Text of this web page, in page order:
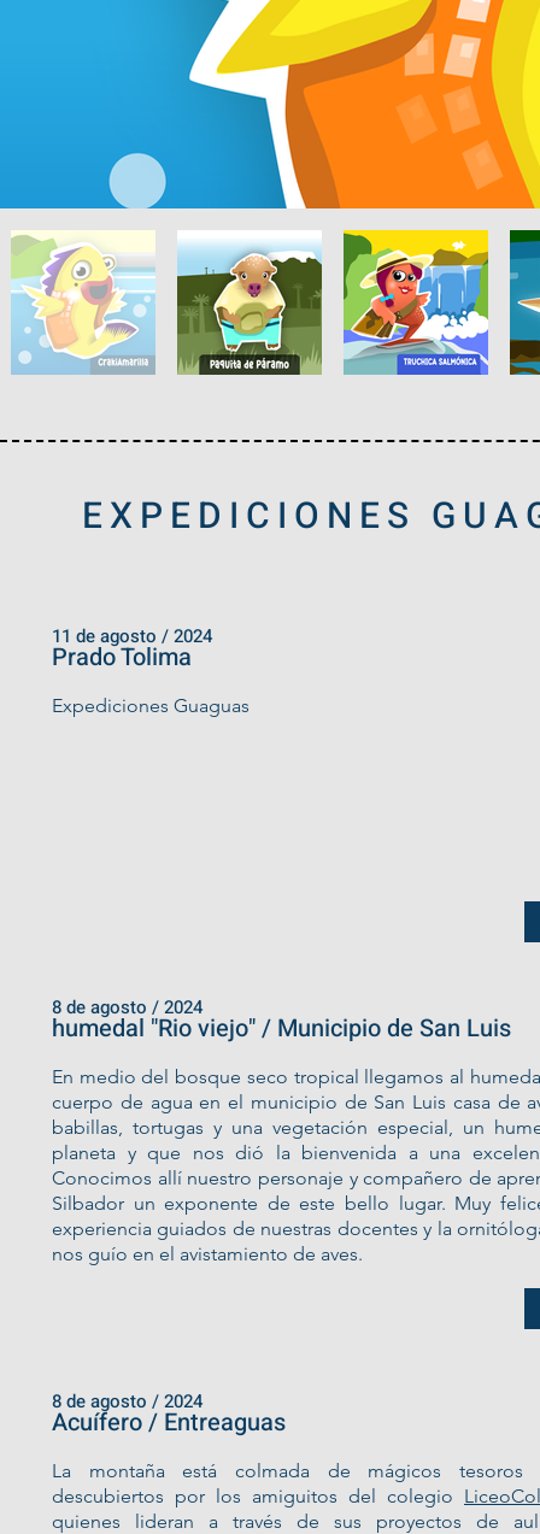
EXPEDICIONES
Expediciones Guaguas
Prado Tolima
11 de agosto / 2024
En medio del bosque seco tropical llegamos al
cuerpo de agua en el municipio de San Luis casa de
babillas, tortugas y una vegetación especial, un
planeta y que nos dió la bienvenida a una
Conocimos allí nuestro personaje y compañero de
Silbador un exponente de este bello lugar. Muy
experiencia guiados de nuestras docentes y la
nos guío en el avistamiento de aves.
humedal "Rio viejo" / Municipio de San Luis
8 de agosto / 2024
La montaña está colmada de mágicos
descubiertos por los amiguitos del colegio
quienes lideran a través de sus proyectos de
Acuífero / Entreaguas
8 de agosto / 2024